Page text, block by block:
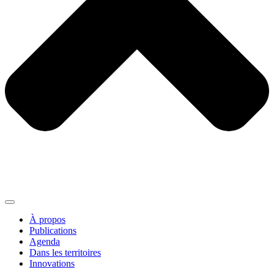
À propos
Publications
Agenda
Dans les territoires
Innovations